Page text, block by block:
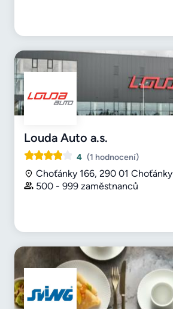
Louda Auto a.s.
4 (1 hodnocení)
Choťánky 166, 290 01 Choťánky
500 - 999 zaměstnanců